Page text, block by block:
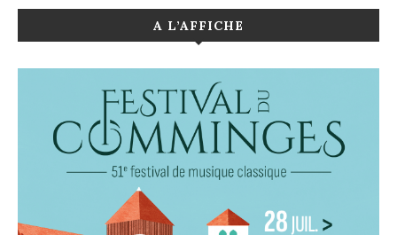
A L’AFFICHE